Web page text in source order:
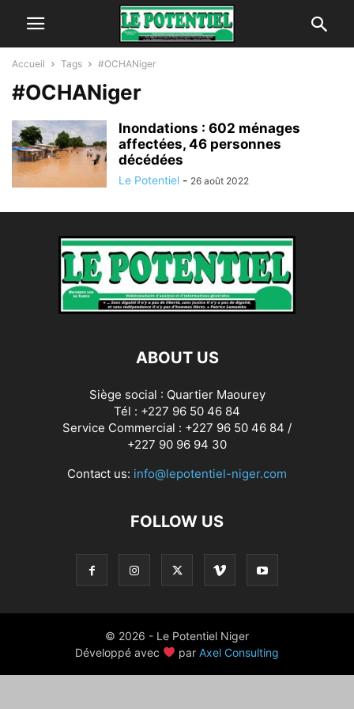
Accueil Tags #OCHANiger
#OCHANiger
Inondations : 602 ménages
affectées, 46 personnes
décédées
Le Potentiel - 26 août 2022
ABOUT US
Siège social : Quartier Maourey
Tél : +227 96 50 46 84
Service Commercial : +227 96 50 46 84 /
+227 90 96 94 30
Contact us: info@lepotentiel-niger.com
FOLLOW US
© 2026 - Le Potentiel Niger
Développé avec
par Axel Consulting